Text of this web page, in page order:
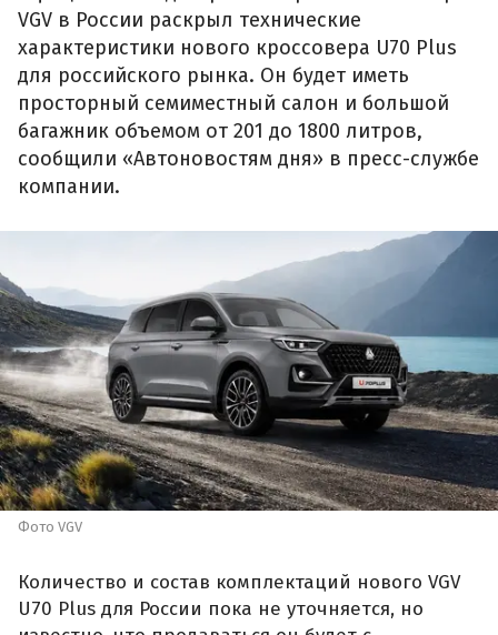
VGV в России раскрыл технические
характеристики нового кроссовера U70 Plus
для российского рынка. Он будет иметь
просторный семиместный салон и большой
багажник объемом от 201 до 1800 литров,
сообщили «Автоновостям дня» в пресс-службе
компании.
Фото VGV
Количество и состав комплектаций нового VGV
U70 Plus для России пока не уточняется, но